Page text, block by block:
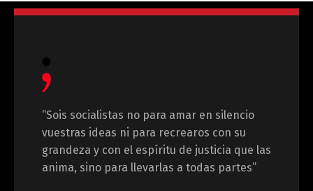
“Sois socialistas no para amar en silencio
vuestras ideas ni para recrearos con su
grandeza y con el espíritu de justicia que las
anima, sino para llevarlas a todas partes”